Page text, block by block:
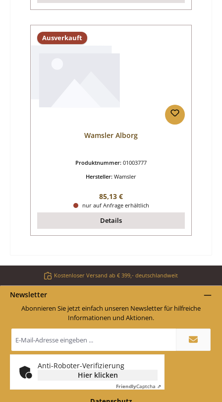
Ausverkauft
Wamsler Alborg
Produktnummer: 01003777
Hersteller: Wamsler
Regulärer Preis:
85,13 €
nur auf Anfrage erhältlich
Details
Kostenloser Versand ab € 399,- deutschlandweit
Newsletter
Abonnieren Sie jetzt einfach unseren Newsletter für hilfreiche
Informationen und Aktionen.
Mail-
Adresse
*
Anti-Roboter-Verifizierung
Hier klicken
FriendlyCaptcha ⇗